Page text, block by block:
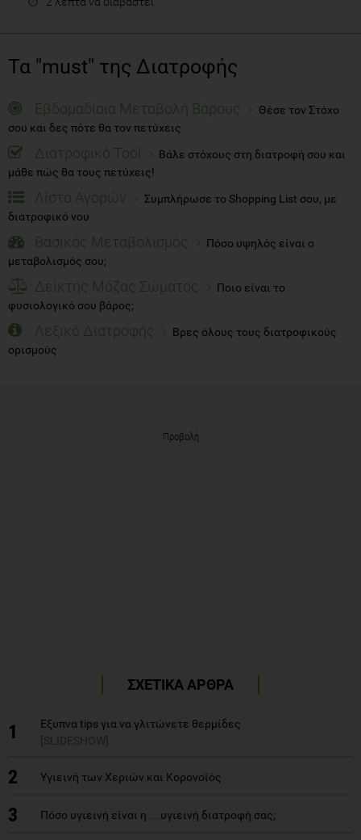
Τα "must" της Διατροφής
Εβδομαδίαια Μεταβολή Βάρους
Θέσε τον Στόχο
σου και δες πότε θα τον πετύχεις
Διατροφικό Tool
Βάλε στόχους στη διατροφή σου και
μάθε πώς θα τους πετύχεις!
Λίστα Αγορών
Συμπλήρωσε το Shopping List σου, με
διατροφικό νου
Βασικός Μεταβολισμός
Πόσο υψηλός είναι ο
μεταβολισμός σου;
Δείκτης Μάζας Σώματος
Ποιο είναι το
φυσιολογικό σου βάρος;
Λεξικό Διατροφής
Βρες όλους τους διατροφικούς
ορισμούς
Προβολή
ΣΧΕΤΙΚΑ ΑΡΘΡΑ
1
Εξυπνα tips για να γλιτώνετε θερμίδες
[SLIDESHOW]
2 Υγιεινή των Χεριών και Κορονοϊός
3 Πόσο υγιεινή είναι η …υγιεινή διατροφή σας;